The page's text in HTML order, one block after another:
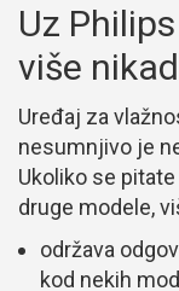
Uz
više
Uređaj za
nesumnjivo je
Ukoliko se
druge modele,
održava
kod nekih